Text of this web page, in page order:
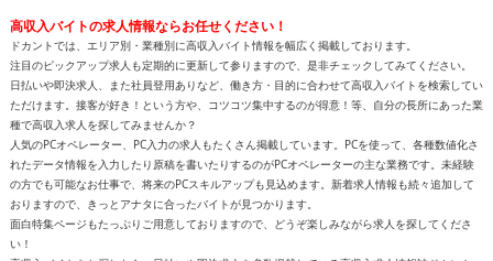
高収入バイトの求人情報ならお任せください！
ドカントでは、エリア別・業種別に高収入バイト情報を幅広く掲載しております。
注目のピックアップ求人も定期的に更新して参りますので、是非チェックしてみてください。
日払いや即決求人、また社員登用ありなど、働き方・目的に合わせて高収入バイトを検索してい
ただけます。接客が好き！という方や、コツコツ集中するのが得意！等、自分の長所にあった業
種で高収入求人を探してみませんか？
人気のPCオペレーター、PC入力の求人もたくさん掲載しています。PCを使って、各種数値化さ
れたデータ情報を入力したり原稿を書いたりするのがPCオペレーターの主な業務です。未経験
の方でも可能なお仕事で、将来のPCスキルアップも見込めます。新着求人情報も続々追加して
おりますので、きっとアナタに合ったバイトが見つかります。
面白特集ページもたっぷりご用意しておりますので、どうぞ楽しみながら求人を探してくださ
い！